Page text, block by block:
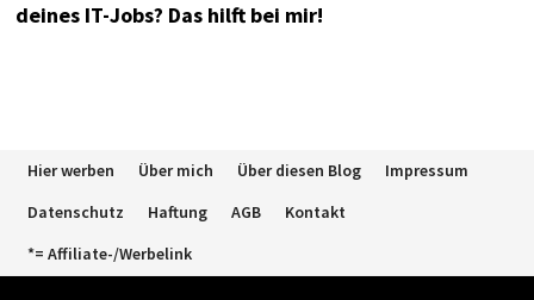
deines IT-Jobs? Das hilft bei mir!
Hier werben Über mich Über diesen Blog
Impressum
Datenschutz
Haftung AGB
Kontakt
*= Affiliate-/Werbelink